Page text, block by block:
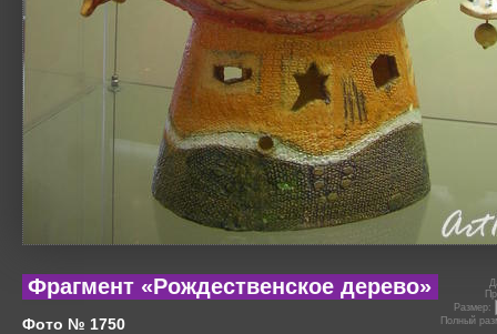
Фрагмент «Рождественское дерево»
Фото № 1750
Размер:
Полный